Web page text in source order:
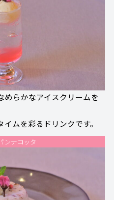
めらかなアイスクリームを
ムを彩るドリンクです。
ンナコッタ